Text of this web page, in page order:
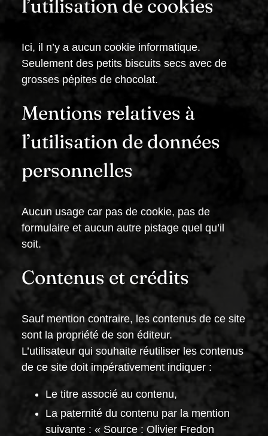
l’utilisation de cookies
Ici, il n’y a aucun cookie informatique.
Seulement des petits biscuits secs avec de
grosses pépites de chocolat.
Mentions relatives à
l’utilisation de données
personnelles
Aucun usage car pas de cookie, pas de
formulaire et aucun autre pistage quel qu’il
soit.
Contenus et crédits
Sauf mention contraire, les contenus de ce site
sont la propriété de son éditeur.
L’utilisateur qui souhaite réutiliser les contenus
de ce site doit impérativement indiquer :
Le titre associé au contenu,
La paternité du contenu par la mention
suivante : « Source : Olivier Fredon